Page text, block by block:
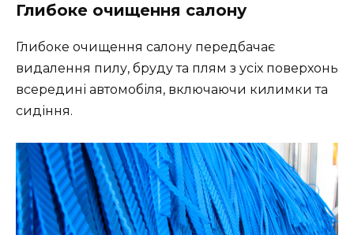
Глибоке очищення салону
Глибоке очищення салону передбачає
видалення пилу, бруду та плям з усіх поверхонь
всередині автомобіля, включаючи килимки та
сидіння.